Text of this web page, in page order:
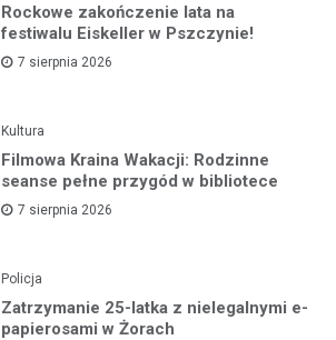
Rockowe zakończenie lata na
festiwalu Eiskeller w Pszczynie!
7 sierpnia 2026
Kultura
Filmowa Kraina Wakacji: Rodzinne
seanse pełne przygód w bibliotece
7 sierpnia 2026
Policja
Zatrzymanie 25-latka z nielegalnymi e-
papierosami w Żorach